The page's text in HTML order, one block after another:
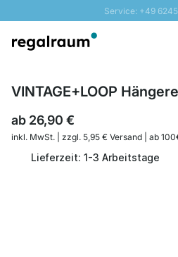
Service: +49
Schnelle Lieferung -
VINTAGE+LOOP
ab 26,90 €
inkl. MwSt. | zzgl. 5,95 € Versand | ab
Lieferzeit: 1-3 Arbeitstage